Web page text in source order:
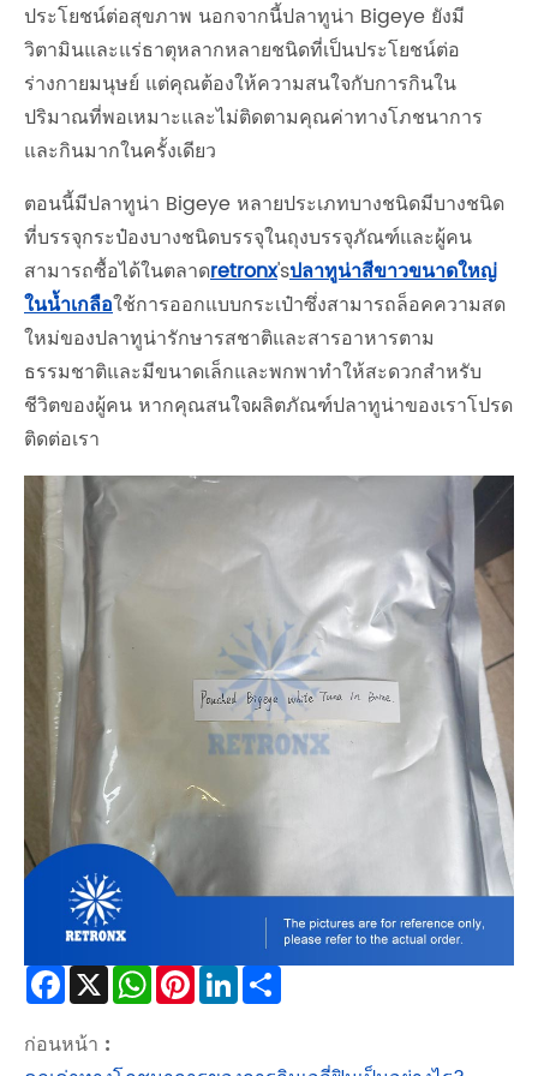
ประโยชน์ต่อสุขภาพ นอกจากนี้ปลาทูน่า Bigeye ยังมี
วิตามินและแร่ธาตุหลากหลายชนิดที่เป็นประโยชน์ต่อ
ร่างกายมนุษย์ แต่คุณต้องให้ความสนใจกับการกินใน
ปริมาณที่พอเหมาะและไม่ติดตามคุณค่าทางโภชนาการ
และกินมากในครั้งเดียว
ตอนนี้มีปลาทูน่า Bigeye หลายประเภทบางชนิดมีบางชนิด
ที่บรรจุกระป๋องบางชนิดบรรจุในถุงบรรจุภัณฑ์และผู้คน
สามารถซื้อได้ในตลาดretronx'sปลาทูน่าสีขาวขนาดใหญ่
ในน้ำเกลือใช้การออกแบบกระเป๋าซึ่งสามารถล็อคความสด
ใหม่ของปลาทูน่ารักษารสชาติและสารอาหารตาม
ธรรมชาติและมีขนาดเล็กและพกพาทำให้สะดวกสำหรับ
ชีวิตของผู้คน หากคุณสนใจผลิตภัณฑ์ปลาทูน่าของเราโปรด
ติดต่อเรา
Facebook
X WhatsApp
PinterestLinkedIn
Share
ก่อนหน้า :